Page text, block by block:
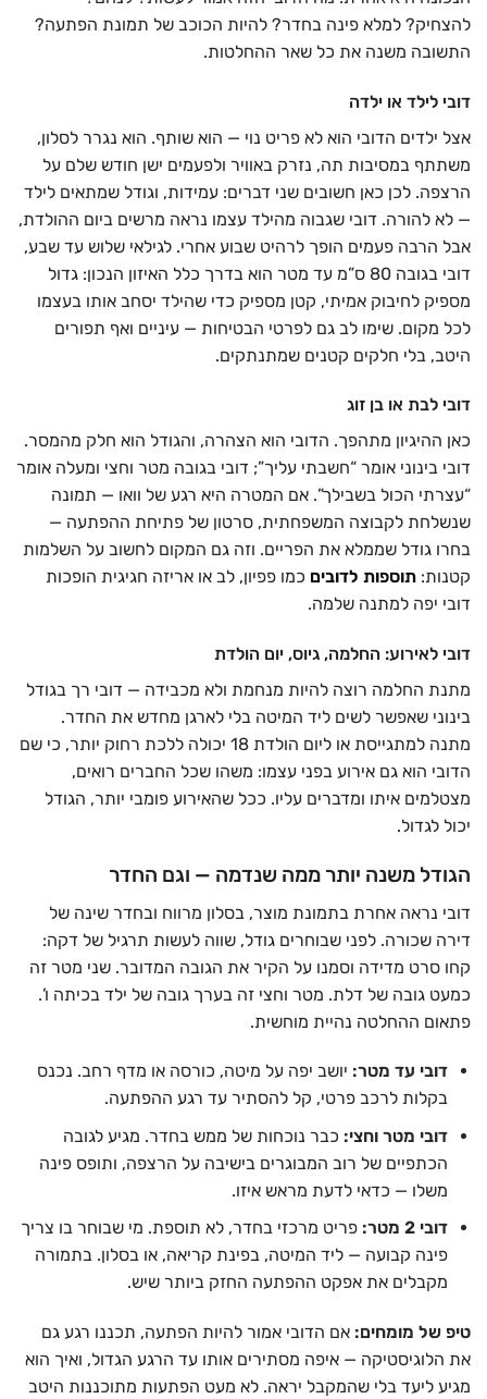
להצחיק? למלא פינה בחדר? להיות הכוכב של תמונת הפתעה?
התשובה משנה את כל שאר ההחלטות.
דובי לילד או ילדה
אצל ילדים הדובי הוא לא פריט נוי — הוא שותף. הוא נגרר לסלון,
משתתף במסיבות תה, נזרק באוויר ולפעמים ישן חודש שלם על
הרצפה. לכן כאן חשובים שני דברים: עמידות, וגודל שמתאים לילד
— לא להורה. דובי שגבוה מהילד עצמו נראה מרשים ביום ההולדת,
אבל הרבה פעמים הופך לרהיט שבוע אחרי. לגילאי שלוש עד שבע,
דובי בגובה 80 ס”מ עד מטר הוא בדרך כלל האיזון הנכון: גדול
מספיק לחיבוק אמיתי, קטן מספיק כדי שהילד יסחב אותו בעצמו
לכל מקום. שימו לב גם לפרטי הבטיחות — עיניים ואף תפורים
היטב, בלי חלקים קטנים שמתנתקים.
דובי לבת או בן זוג
כאן ההיגיון מתהפך. הדובי הוא הצהרה, והגודל הוא חלק מהמסר.
דובי בינוני אומר “חשבתי עליך”; דובי בגובה מטר וחצי ומעלה אומר
“עצרתי הכול בשבילך”. אם המטרה היא רגע של וואו — תמונה
שנשלחת לקבוצה המשפחתית, סרטון של פתיחת ההפתעה —
בחרו גודל שממלא את הפריים. וזה גם המקום לחשוב על השלמות
קטנות: תוספות לדובים כמו פפיון, לב או אריזה חגיגית הופכות
דובי יפה למתנה שלמה.
דובי לאירוע: החלמה, גיוס, יום הולדת
מתנת החלמה רוצה להיות מנחמת ולא מכבידה — דובי רך בגודל
בינוני שאפשר לשים ליד המיטה בלי לארגן מחדש את החדר.
מתנה למתגייסת או ליום הולדת 18 יכולה ללכת רחוק יותר, כי שם
הדובי הוא גם אירוע בפני עצמו: משהו שכל החברים רואים,
מצטלמים איתו ומדברים עליו. ככל שהאירוע פומבי יותר, הגודל
יכול לגדול.
הגודל משנה יותר ממה שנדמה — וגם החדר
דובי נראה אחרת בתמונת מוצר, בסלון מרווח ובחדר שינה של
דירה שכורה. לפני שבוחרים גודל, שווה לעשות תרגיל של דקה:
קחו סרט מדידה וסמנו על הקיר את הגובה המדובר. שני מטר זה
כמעט גובה של דלת. מטר וחצי זה בערך גובה של ילד בכיתה ו’.
פתאום ההחלטה נהיית מוחשית.
דובי עד מטר: יושב יפה על מיטה, כורסה או מדף רחב. נכנס
בקלות לרכב פרטי, קל להסתיר עד רגע ההפתעה.
דובי מטר וחצי: כבר נוכחות של ממש בחדר. מגיע לגובה
הכתפיים של רוב המבוגרים בישיבה על הרצפה, ותופס פינה
משלו — כדאי לדעת מראש איזו.
דובי 2 מטר:
פריט מרכזי בחדר, לא תוספת. מי שבוחר בו צריך
פינה קבועה — ליד המיטה, בפינת קריאה, או בסלון. בתמורה
מקבלים את אפקט ההפתעה החזק ביותר שיש.
טיפ של מומחים: אם הדובי אמור להיות הפתעה, תכננו רגע גם
את הלוגיסטיקה — איפה מסתירים אותו עד הרגע הגדול, ואיך הוא
מגיע ליעד בלי שהמקבל יראה. לא מעט הפתעות מתוכננות היטב